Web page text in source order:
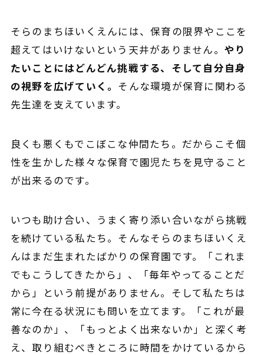
そらのまちほいくえんには、保育の限界やここを
超えてはいけないという天井がありません。 やり
たいことにはどんどん挑戦する、そして自分自身
の視野を広げていく。 そんな環境が保育に関わる
先生達を支えています。
良くも悪くもでこぼこな仲間たち。だからこそ個
性を生かした様々な保育で園児たちを見守ること
が出来るのです。
いつも助け合い、うまく寄り添い合いながら挑戦
を続けている私たち。そんなそらのまちほいくえ
んはまだ生まれたばかりの保育園です。「これま
でもこうしてきたから」、「毎年やってることだ
から 」という前提がありません。そして私たちは
常に今在る状況にも問いを立てます。「これが最
善なのか」、「もっとよく出来ないか」と深く考
え、取り組むべきところに時間をかけているから